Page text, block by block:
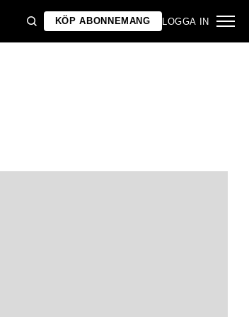
KÖP ABONNEMANG LOGGA IN